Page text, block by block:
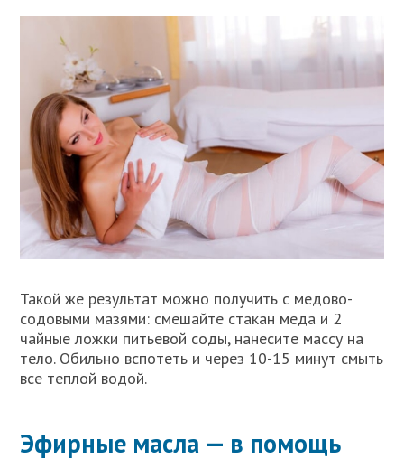
Такой же результат можно получить с медово-
содовыми мазями: смешайте стакан меда и 2
чайные ложки питьевой соды, нанесите массу на
тело. Обильно вспотеть и через 10-15 минут смыть
все теплой водой.
Эфирные масла — в помощь